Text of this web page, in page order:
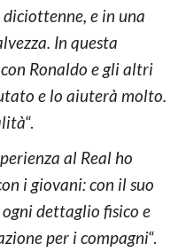
diciottenne, e in una
In questa
Ronaldo e gli altri
e lo aiuterà molto.
“.
al Real ho
i giovani: con il suo
dettaglio fisico e
per i compagni“.